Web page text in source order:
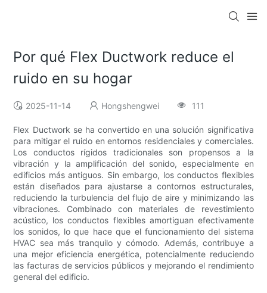
Por qué Flex Ductwork reduce el
ruido en su hogar
2025-11-14 Hongshengwei 111
Flex Ductwork se ha convertido en una solución significativa
para mitigar el ruido en entornos residenciales y comerciales.
Los conductos rígidos tradicionales son propensos a la
vibración y la amplificación del sonido, especialmente en
edificios más antiguos. Sin embargo, los conductos flexibles
están diseñados para ajustarse a contornos estructurales,
reduciendo la turbulencia del flujo de aire y minimizando las
vibraciones. Combinado con materiales de revestimiento
acústico, los conductos flexibles amortiguan efectivamente
los sonidos, lo que hace que el funcionamiento del sistema
HVAC sea más tranquilo y cómodo. Además, contribuye a
una mejor eficiencia energética, potencialmente reduciendo
las facturas de servicios públicos y mejorando el rendimiento
general del edificio.